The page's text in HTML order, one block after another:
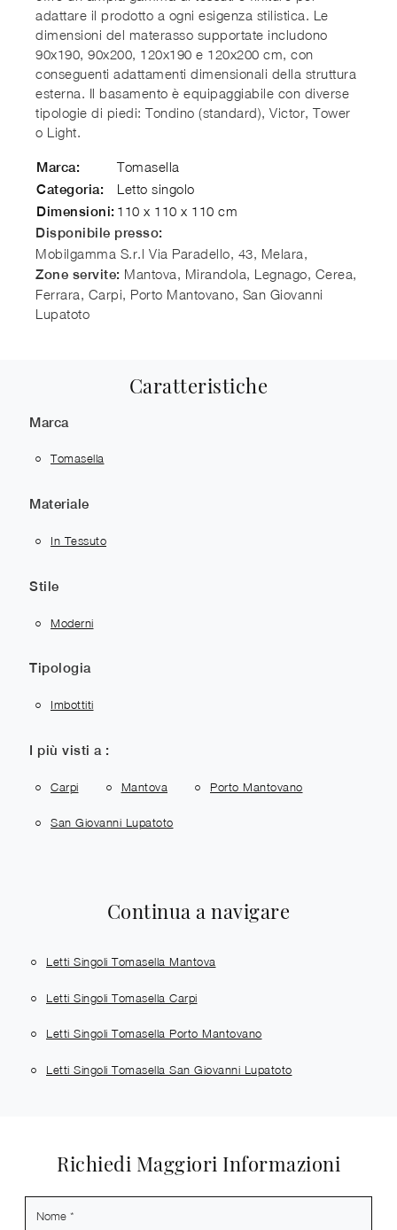
adattare il prodotto a ogni esigenza stilistica. Le
dimensioni del materasso supportate includono
90x190, 90x200, 120x190 e 120x200 cm, con
conseguenti adattamenti dimensionali della struttura
esterna. Il basamento è equipaggiabile con diverse
tipologie di piedi: Tondino (standard), Victor, Tower
o Light.
Marca: Tomasella
Categoria: Letto singolo
Dimensioni: 110 x 110 x 110 cm
Disponibile presso:
Mobilgamma S.r.l Via Paradello, 43, Melara,
Zone servite: Mantova, Mirandola, Legnago, Cerea,
Ferrara, Carpi, Porto Mantovano, San Giovanni
Lupatoto
Caratteristiche
Marca
Tomasella
Materiale
In Tessuto
Stile
Moderni
Tipologia
Imbottiti
I più visti a :
Carpi Mantova Porto Mantovano
San Giovanni Lupatoto
Continua a navigare
Letti Singoli Tomasella Mantova
Letti Singoli Tomasella Carpi
Letti Singoli Tomasella Porto Mantovano
Letti Singoli Tomasella San Giovanni Lupatoto
Richiedi Maggiori Informazioni